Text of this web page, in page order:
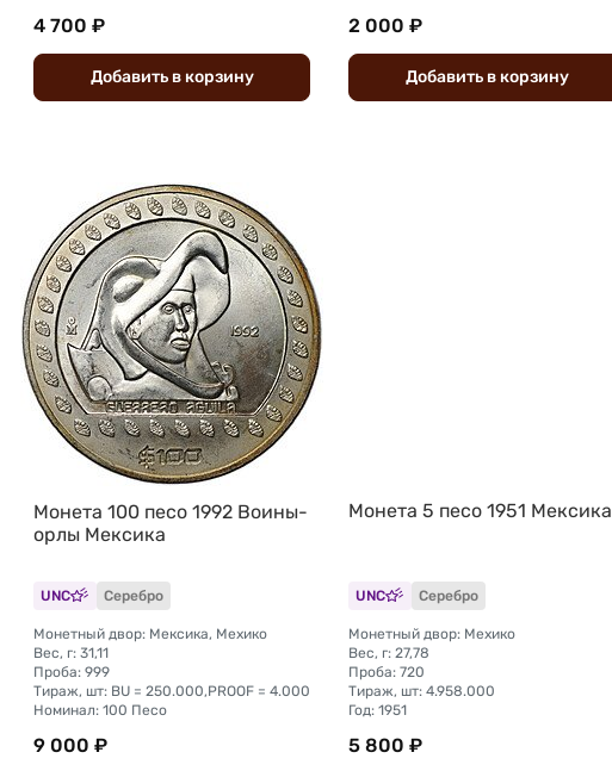
4 700 ₽
Добавить вкорзину
2 000 ₽
Добавить вкорзину
Монета 100 песо 1992 Воины-
орлы Мексика
UNC Серебро
Монетный двор: Мексика, Мехико
Вес, г: 31,11
Проба: 999
Тираж, шт: BU = 250.000,PROOF = 4.000
Номинал: 100 Песо
9 000 ₽
Монета 5 песо 1951 Мексика
UNC Серебро
Монетный двор: Мехико
Вес, г: 27,78
Проба: 720
Тираж, шт: 4.958.000
Год: 1951
5 800 ₽